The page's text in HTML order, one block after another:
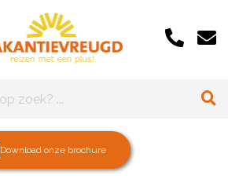
Download onze brochure